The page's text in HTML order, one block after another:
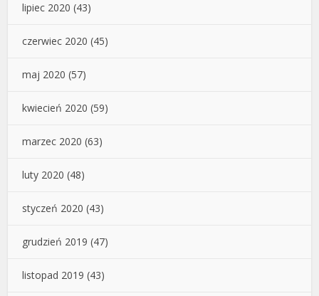
lipiec 2020 (43)
czerwiec 2020 (45)
maj 2020 (57)
kwiecień 2020 (59)
marzec 2020 (63)
luty 2020 (48)
styczeń 2020 (43)
grudzień 2019 (47)
listopad 2019 (43)